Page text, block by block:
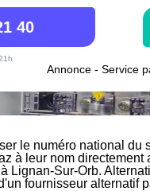
40
Annonce - Service
le numéro national
à leur nom
Lignan-Sur-Orb.
fournisseur alternatif